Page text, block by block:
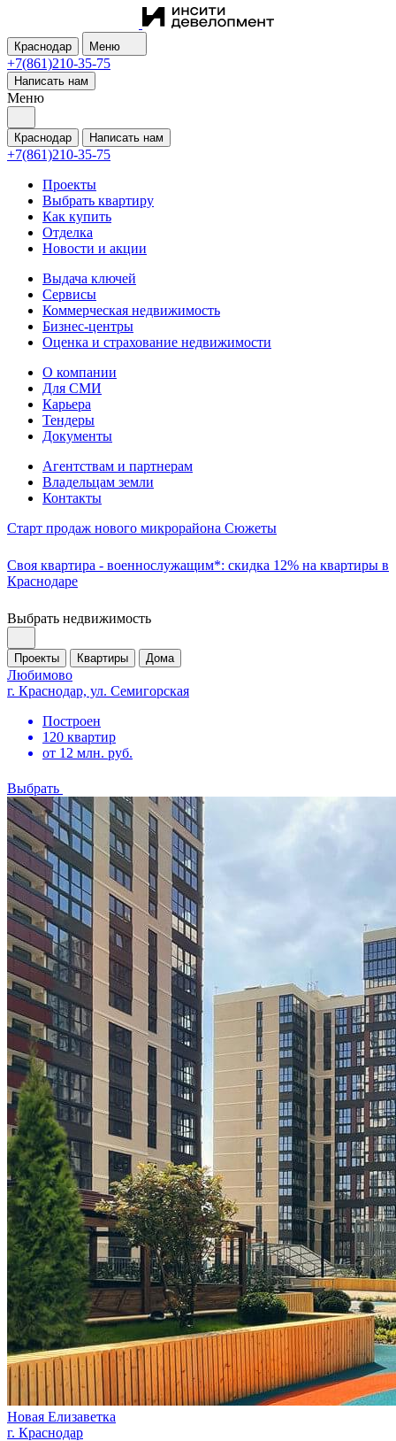
Краснодар Меню
+7(861)210-35-75
Написать нам
Меню
Краснодар Написать нам
+7(861)210-35-75
Проекты
Выбрать квартиру
Как купить
Отделка
Новости и акции
Выдача ключей
Сервисы
Коммерческая недвижимость
Бизнес-центры
Оценка и страхование недвижимости
О компании
Для СМИ
Карьера
Тендеры
Документы
Агентствам и партнерам
Владельцам земли
Контакты
Старт продаж нового микрорайона Сюжеты
Своя квартира - военнослужащим*: скидка 12% на квартиры в
Краснодаре
Выбрать недвижимость
Проекты Квартиры Дома
Любимово
г. Краснодар, ул. Семигорская
Построен
120 квартир
от 12 млн. руб.
Выбрать
Новая Елизаветка
г. Краснодар